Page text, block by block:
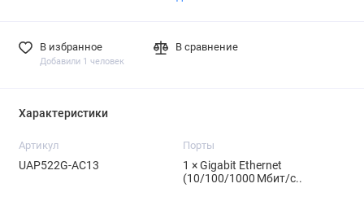
В избранное
Добавили 1 человек
В сравнение
Характеристики
Артикул
UAP522G-AC13
Порты
1 × Gigabit Ethernet
(10/100/1000 Мбит/с..